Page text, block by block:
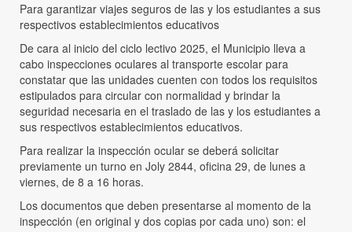
Para garantizar viajes seguros de las y los estudiantes a sus
respectivos establecimientos educativos
De cara al inicio del ciclo lectivo 2025, el Municipio lleva a
cabo inspecciones oculares al transporte escolar para
constatar que las unidades cuenten con todos los requisitos
estipulados para circular con normalidad y brindar la
seguridad necesaria en el traslado de las y los estudiantes a
sus respectivos establecimientos educativos.
Para realizar la inspección ocular se deberá solicitar
previamente un turno en Joly 2844, oficina 29, de lunes a
viernes, de 8 a 16 horas.
Los documentos que deben presentarse al momento de la
inspección (en original y dos copias por cada uno) son: el